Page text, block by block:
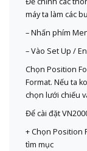
máy ta làm các
– Nhấn phím
– Vào Set Up /
Chọn Position
Format. Nếu ta
chọn lưới chiếu
Để cài đặt
+ Chọn Position
tìm mục